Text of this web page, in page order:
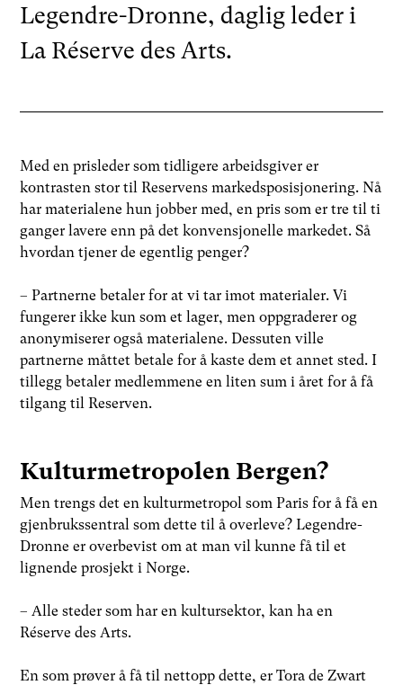
Legendre-Dronne, daglig leder i
La Réserve des Arts.
Med en prisleder som tidligere arbeidsgiver er
kontrasten stor til Reservens markedsposisjonering. Nå
har materialene hun jobber med, en pris som er tre til ti
ganger lavere enn på det konvensjonelle markedet. Så
hvordan tjener de egentlig penger?
– Partnerne betaler for at vi tar imot materialer. Vi
fungerer ikke kun som et lager, men oppgraderer og
anonymiserer også materialene. Dessuten ville
partnerne måttet betale for å kaste dem et annet sted. I
tillegg betaler medlemmene en liten sum i året for å få
tilgang til Reserven.
Kulturmetropolen Bergen?
Men trengs det en kulturmetropol som Paris for å få en
gjenbrukssentral som dette til å overleve? Legendre-
Dronne er overbevist om at man vil kunne få til et
lignende prosjekt i Norge.
– Alle steder som har en kultursektor, kan ha en
Réserve des Arts.
En som prøver å få til nettopp dette, er Tora de Zwart